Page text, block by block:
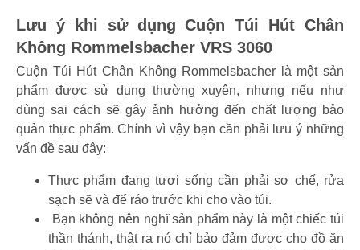
Lưu ý khi sử dụng Cuộn Túi Hút Chân
Không Rommelsbacher VRS 3060
Cuộn Túi Hút Chân Không ‎Rommelsbacher
là một sản
phẩm được sử dụng thường xuyên, nhưng nếu như
dùng sai cách sẽ gây ảnh hưởng đến chất lượng bảo
quản thực phẩm. Chính vì vậy bạn cần phải lưu ý những
vấn đề sau đây:
Thực phẩm đang tươi sống cần phải sơ chế, rửa
sạch sẽ và để ráo trước khi cho vào túi.
Bạn không nên nghĩ sản phẩm này là một chiếc túi
thần thánh, thật ra nó chỉ bảo đảm được cho đồ ăn